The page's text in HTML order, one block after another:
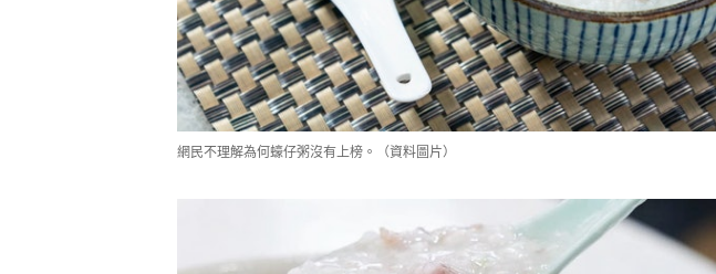
網民不理解為何蠔仔粥沒有上榜。（資料圖片）